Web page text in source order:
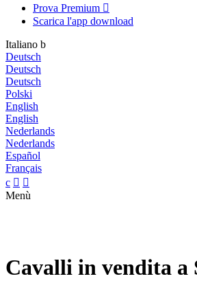
Prova Premium 
Scarica l'app download
Italiano b
Deutsch
Deutsch
Deutsch
Polski
English
English
Nederlands
Nederlands
Español
Français
c  
Menù
Cavalli in vendita a